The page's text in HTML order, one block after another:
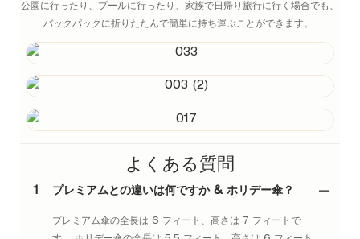
公園に行ったり、プールに行ったり、家族で日帰り旅行に行く場合でも、
バックパックに折りたたんで簡単に持ち運ぶことができます。
よくある質問
1 プレミアムとの違いは何ですか & ホリデー傘？
プレミアム傘の全長は 6 フィート、高さは 7 フィートで